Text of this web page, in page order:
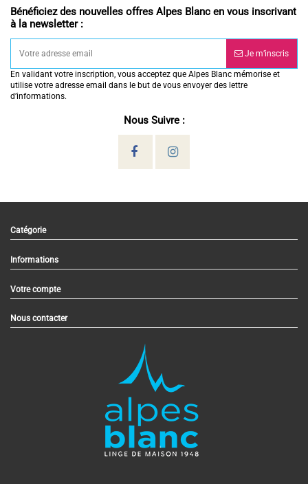
Bénéficiez des nouvelles offres Alpes Blanc en vous inscrivant
à la newsletter :
Je m’inscris
En validant votre inscription, vous acceptez que Alpes Blanc mémorise et
utilise votre adresse email dans le but de vous envoyer des lettre
d’informations.
Nous Suivre :
Catégorie
Informations
Votre compte
Nous contacter